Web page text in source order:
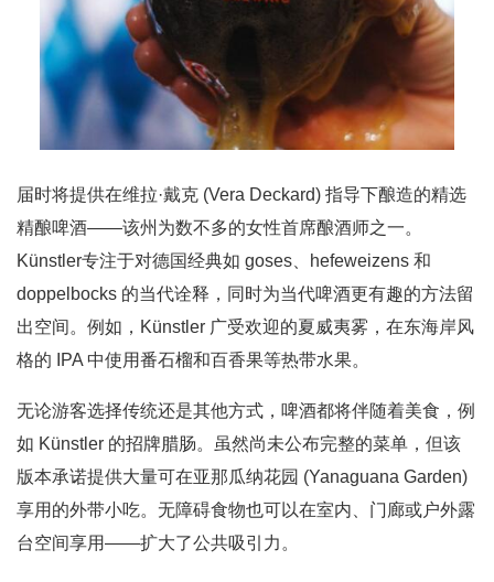
届时将提供在维拉·戴克 (Vera Deckard) 指导下酿造的精选
精酿啤酒——该州为数不多的女性首席酿酒师之一。
Künstler专注于对德国经典如 goses、hefeweizens 和
doppelbocks 的当代诠释，同时为当代啤酒更有趣的方法留
出空间。例如，Künstler 广受欢迎的夏威夷雾，在东海岸风
格的 IPA 中使用番石榴和百香果等热带水果。
无论游客选择传统还是其他方式，啤酒都将伴随着美食，例
如 Künstler 的招牌腊肠。虽然尚未公布完整的菜单，但该
版本承诺提供大量可在亚那瓜纳花园 (Yanaguana Garden)
享用的外带小吃。无障碍食物也可以在室内、门廊或户外露
台空间享用——扩大了公共吸引力。